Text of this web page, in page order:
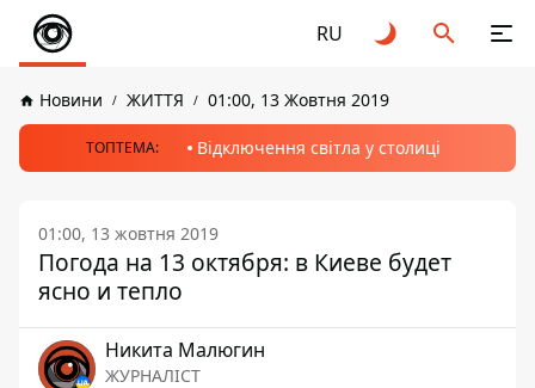
RU
Новини ЖИТТЯ 01:00, 13 Жовтня 2019
ТОПТЕМА: Відключення світла у столиці
01:00, 13 жовтня 2019
Погода на 13 октября: в Киеве будет
ясно и тепло
Никита Малюгин
ЖУРНАЛІСТ